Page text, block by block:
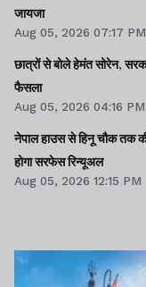
जायजा
Aug 05, 2026 07:17 PM
छात्रों से बोले हेमंत सोरेन,
फैसला
Aug 05, 2026 04:16 PM
नेपाल हाउस से हिनू चौक तक
होगा सरफेस रिन्यूअल
Aug 05, 2026 12:15 PM